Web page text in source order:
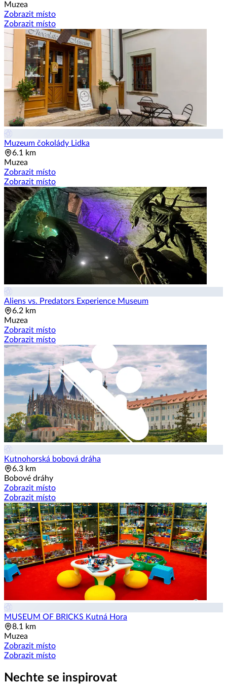
Muzea
Zobrazit místo
Zobrazit místo
Muzeum čokolády Lidka
6.1 km
Muzea
Zobrazit místo
Zobrazit místo
Aliens vs. Predators Experience Museum
6.2 km
Muzea
Zobrazit místo
Zobrazit místo
Kutnohorská bobová dráha
6.3 km
Bobové dráhy
Zobrazit místo
Zobrazit místo
MUSEUM OF BRICKS Kutná Hora
8.1 km
Muzea
Zobrazit místo
Zobrazit místo
Nechte se inspirovat